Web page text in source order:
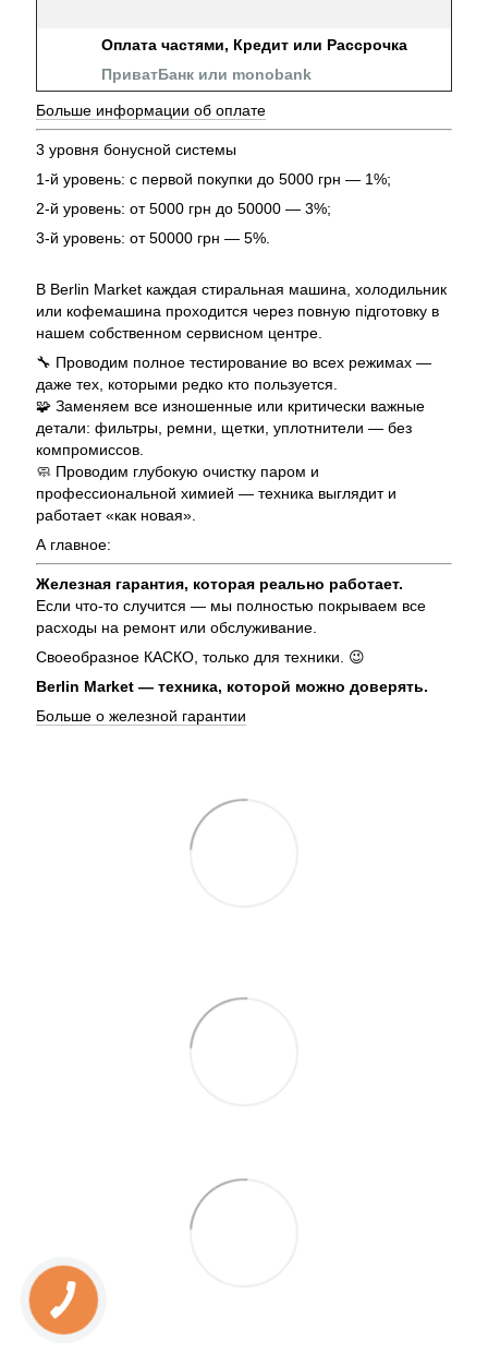
Оплата частями, Кредит или Рассрочка
ПриватБанк или monobank
Больше информации об оплате
3 уровня бонусной системы
1-й уровень: с первой покупки до 5000 грн — 1%;
2-й уровень: от 5000 грн до 50000 — 3%;
3-й уровень: от 50000 грн — 5%.
В Berlin Market каждая стиральная машина, холодильник
или кофемашина проходится через повную підготовку в
нашем собственном сервисном центре.
🔧 Проводим полное тестирование во всех режимах —
даже тех, которыми редко кто пользуется.
🧩 Заменяем все изношенные или критически важные
детали: фильтры, ремни, щетки, уплотнители — без
компромиссов.
🧼 Проводим глубокую очистку паром и
профессиональной химией — техника выглядит и
работает «как новая».
А главное:
Железная гарантия, которая реально работает.
Если что-то случится — мы полностью покрываем все
расходы на ремонт или обслуживание.
Своеобразное КАСКО, только для техники. 😉
Berlin Market — техника, которой можно доверять.
Больше о железной гарантии